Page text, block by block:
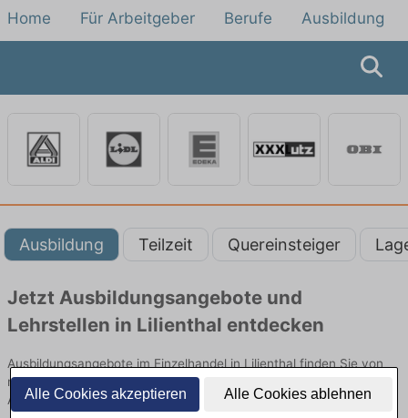
Alle Cookies akzeptieren Alle Cookies ablehnen
Home Für Arbeitgeber Berufe Ausbildung
Ausbildung Teilzeit Quereinsteiger
Jetzt Ausbildungsangebote und
Lehrstellen in Lilienthal entdecken
Ausbildungsangebote im Einzelhandel in Lilienthal finden Sie von
namhaften Firmen. Entdecken Sie freie Optionen von Top-
Arbeitgebern und bewerben Sie sich noch heute.